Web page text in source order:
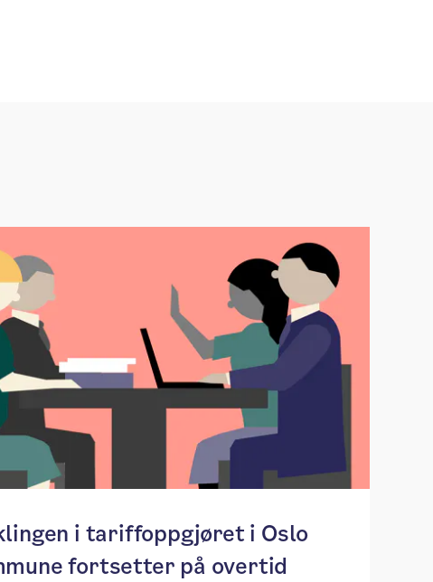
i tariffoppgjøret i Oslo
fortsetter på overtid